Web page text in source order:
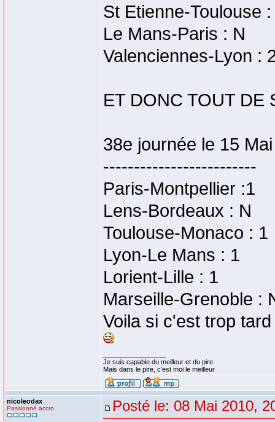
St Etienne-Toulouse
Le Mans-Paris : N
Valenciennes-Lyon :
ET DONC TOUT DE
38e journée le 15 Mai
-------------------------
Paris-Montpellier :1
Lens-Bordeaux : N
Toulouse-Monaco : 1
Lyon-Le Mans : 1
Lorient-Lille : 1
Marseille-Grenoble :
Voila si c'est trop
Je suis capable du meilleur et du pire.
Mais dans le pire, c'est moi le meilleur
nicoleodax
Passionné accro Posté le: 08 Mai 2010,